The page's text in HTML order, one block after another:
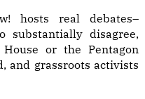
hosts real debates–
substantially disagree,
or the Pentagon
and grassroots activists